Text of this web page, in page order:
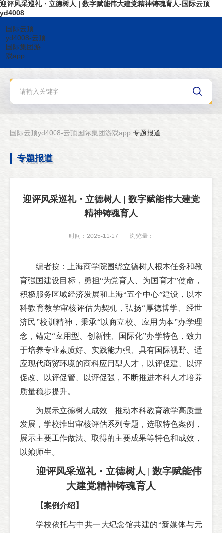
迎评风采巡礼・立德树人 | 数字赋能伟大建党精神铸魂育人-国际云顶
yd4008
国际云顶
yd4008-云顶
国际集团游
戏app
国际云顶yd4008-云顶国际集团游戏app 专题报道
专题报道
迎评风采巡礼・立德树人 | 数字赋能伟大建党
精神铸魂育人
时间：2025-11-17 浏览量：
编者按：上海商学院围绕立德树人根本任务和教
育强国建设目标，勇担“为党育人、为国育才”使命，
积极服务区域经济发展和上海“五个中心”建设，以本
科教育教学审核评估为契机，弘扬“厚德博学、经世
济民”校训精神，秉承“以商立校、应用为本”办学理
念，锚定“应用型、创新性、国际化”办学特色，致力
于培养专业素质好、实践能力强、具有国际视野、适
应现代商贸环境的商科应用型人才，以评促建、以评
促改、以评促管、以评促强，不断推进本科人才培养
质量稳步提升。
为展示立德树人成效，推动本科教育教学高质量
发展，学校推出审核评估系列专题，选取特色案例，
展示主要工作做法、取得的主要成果等特色和成效，
以飨师生。
迎评风采巡礼・立德树人 | 数字赋能伟
大建党精神铸魂育人
【案例介绍】
学校依托与中共一大纪念馆共建的“新媒体与元